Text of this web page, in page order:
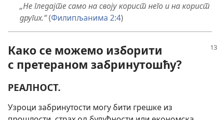
„Не гледајте само на своју корист него и на корист
других.“(Филипљанима 2:4)
Како се можемо изборити
с претераном забринутошћу?
РЕАЛНОСТ.
Узроци забринутости могу бити грешке из